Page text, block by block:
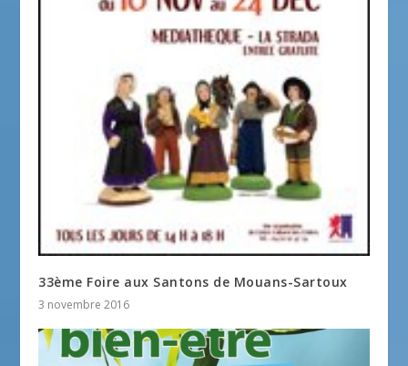
33ème Foire aux Santons de Mouans-Sartoux
3 novembre 2016